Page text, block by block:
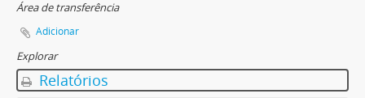
Área de transferência
Adicionar
Explorar
Relatórios